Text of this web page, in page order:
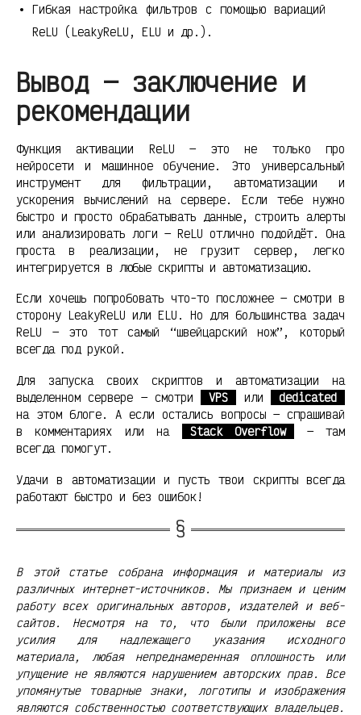
Гибкая настройка фильтров с помощью вариаций
ReLU (LeakyReLU, ELU и др.).
Вывод — заключение и
рекомендации
Функция активации ReLU — это не только про
нейросети и машинное обучение. Это универсальный
инструмент для фильтрации, автоматизации и
ускорения вычислений на сервере. Если тебе нужно
быстро и просто обрабатывать данные, строить алерты
или анализировать логи — ReLU отлично подойдёт. Она
проста в реализации, не грузит сервер, легко
интегрируется в любые скрипты и автоматизацию.
Если хочешь попробовать что-то посложнее — смотри в
сторону LeakyReLU или ELU. Но для большинства задач
ReLU — это тот самый “швейцарский нож”, который
всегда под рукой.
Для запуска своих скриптов и автоматизации на
выделенном сервере — смотри
VPS или
dedicated
на этом блоге. А если остались вопросы — спрашивай
в комментариях или на
Stack Overflow
— там
всегда помогут.
Удачи в автоматизации и пусть твои скрипты всегда
работают быстро и без ошибок!
В этой статье собрана информация и материалы из
различных интернет-источников. Мы признаем и ценим
работу всех оригинальных авторов, издателей и веб-
сайтов. Несмотря на то, что были приложены все
усилия для надлежащего указания исходного
материала, любая непреднамеренная оплошность или
упущение не являются нарушением авторских прав. Все
упомянутые товарные знаки, логотипы и изображения
являются собственностью соответствующих владельцев.